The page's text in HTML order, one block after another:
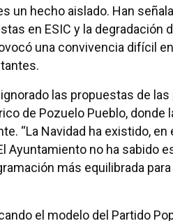
un hecho aislado. Han
en ESIC y la degradación
una convivencia difícil
las propuestas de las
de Pozuelo Pueblo, donde
“La Navidad ha existido, en
Ayuntamiento no ha sabido
más equilibrada
el modelo del Partido